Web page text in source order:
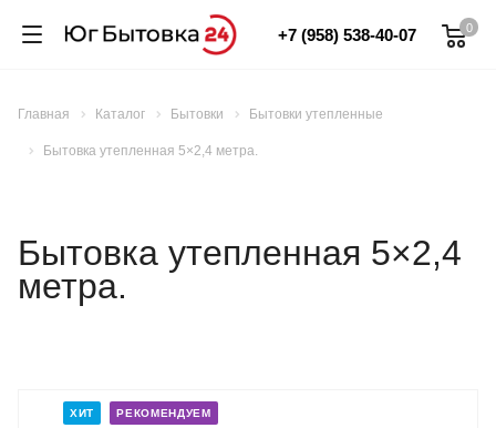
0
+7 (958) 538-40-07
Главная Каталог Бытовки Бытовки утепленные
Бытовка утепленная 5×2,4 метра.
Бытовка утепленная 5×2,4
метра.
ХИТ РЕКОМЕНДУЕМ